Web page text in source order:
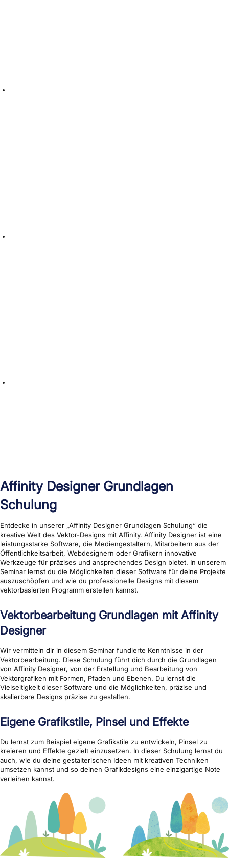
Affinity Designer Grundlagen
Schulung
Entdecke in unserer „Affinity Designer Grundlagen Schulung“ die
kreative Welt des Vektor-Designs mit Affinity. Affinity Designer ist eine
leistungsstarke Software, die Mediengestaltern, Mitarbeitern aus der
Öffentlichkeitsarbeit, Webdesignern oder Grafikern innovative
Werkzeuge für präzises und ansprechendes Design bietet. In unserem
Seminar lernst du die Möglichkeiten dieser Software für deine Projekte
auszuschöpfen und wie du professionelle Designs mit diesem
vektorbasierten Programm erstellen kannst.
Vektorbearbeitung Grundlagen mit Affinity
Designer
Wir vermitteln dir in diesem Seminar fundierte Kenntnisse in der
Vektorbearbeitung. Diese Schulung führt dich durch die Grundlagen
von Affinity Designer, von der Erstellung und Bearbeitung von
Vektorgrafiken mit Formen, Pfaden und Ebenen. Du lernst die
Vielseitigkeit dieser Software und die Möglichkeiten, präzise und
skalierbare Designs präzise zu gestalten.
Eigene Grafikstile, Pinsel und Effekte
Du lernst zum Beispiel eigene Grafikstile zu entwickeln, Pinsel zu
kreieren und Effekte gezielt einzusetzen. In dieser Schulung lernst du
auch, wie du deine gestalterischen Ideen mit kreativen Techniken
umsetzen kannst und so deinen Grafikdesigns eine einzigartige Note
verleihen kannst.